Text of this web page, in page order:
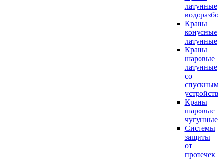
латунные
Краны
конусные
латунные
Краны
шаровые
латунные
со
спускным
Краны
шаровые
чугунные
Системы
защиты
от
протечек